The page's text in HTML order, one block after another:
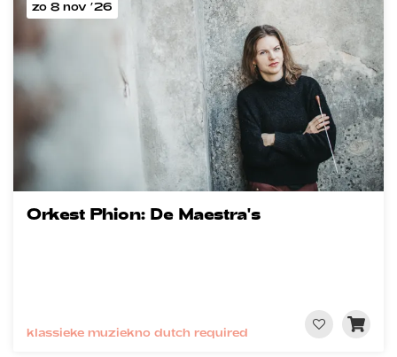
Orkest Phion: De Maestra's
zo 8 nov ’26
klassieke muziekno dutch required